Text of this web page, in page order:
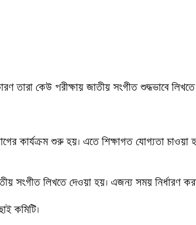
তারা কেউ পরীক্ষায় জাতীয় সংগীত শুদ্ধভাবে লিখতে
কার্যক্রম শুরু হয়। এতে শিক্ষাগত যোগ্যতা চাওয়া
সংগীত লিখতে দেওয়া হয়। এজন্য সময় নির্ধারণ
কমিটি।